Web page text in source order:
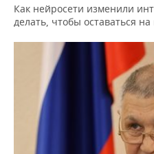
Как нейросети изменили
делать, чтобы оставаться